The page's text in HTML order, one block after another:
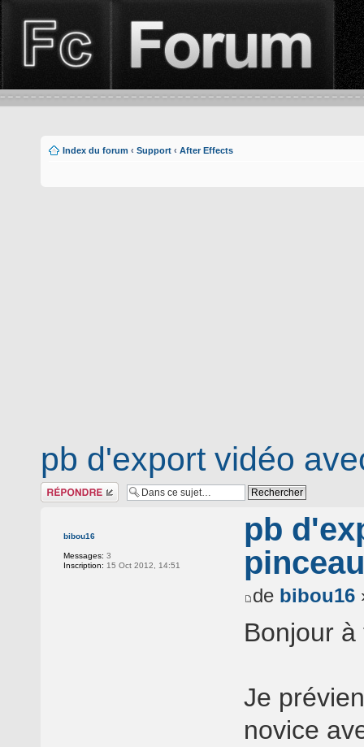
Index du forum ‹ Support ‹ After Effects
pb d'export vidéo
Répondre
bibou16
Messages: 3
Inscription: 15 Oct 2012, 14:51
pb
pinceau
de bibou16
Bonjour à
Je
novice